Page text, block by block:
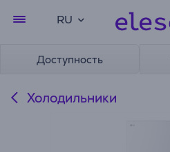
RU
Доступность
Холодильники